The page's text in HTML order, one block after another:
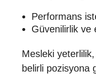
Performans
Güvenilirlik ve
Mesleki
belirli pozisyona